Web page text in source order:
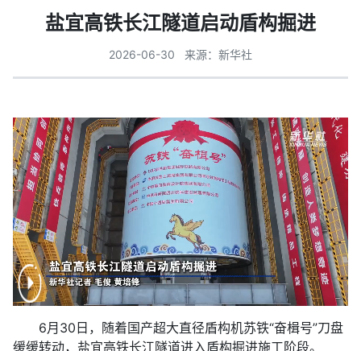
盐宜高铁长江隧道启动盾构掘进
2026-06-30 来源：新华社
6月30日，随着国产超大直径盾构机苏铁“奋楫号”刀盘
缓缓转动，盐宜高铁长江隧道进入盾构掘进施工阶段。